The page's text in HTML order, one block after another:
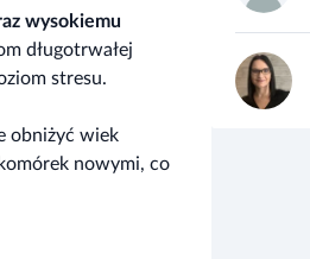
wysokiemu
długotrwałej
stresu.
obniżyć wiek
nowymi, co